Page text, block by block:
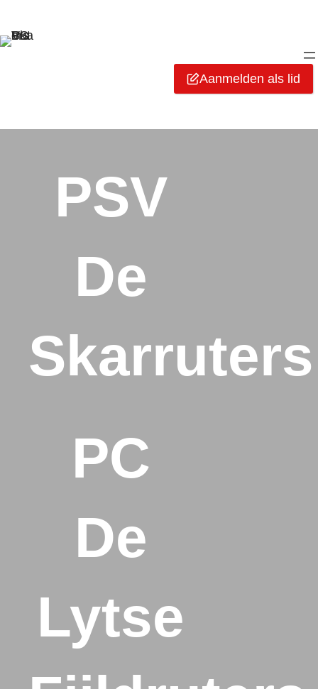
Aanmelden als lid
PSV
De
Skarruters
PC
De
Lytse